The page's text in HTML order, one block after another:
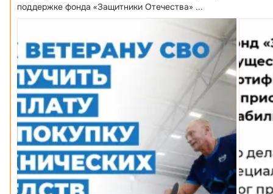
поддержке фонда «Защитники Отечества» ...